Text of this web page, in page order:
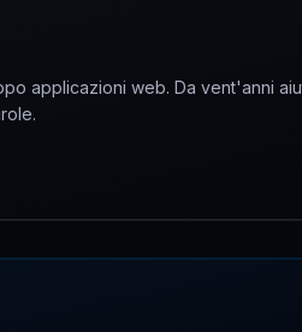
applicazioni web. Da vent'anni